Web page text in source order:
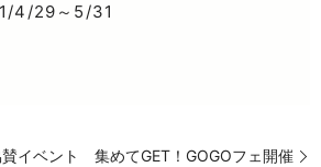
29～5/31
イベント 集めてGET！GOGOフェ開催